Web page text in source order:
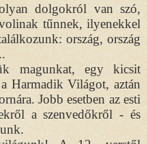
dolgokról van szó,
tűnnek, ilyenekkel
ország, ország
magunkat, egy kicsit
Harmadik Világot, aztán
Jobb esetben az esti
a szenvedőkről - és